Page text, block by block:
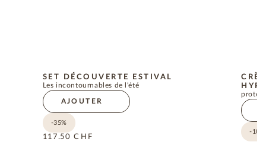
SET DÉCOUVERTE ESTIVAL
Les incontournables de l'été
AJOUTER
-35%
117.50 CHF
-10%